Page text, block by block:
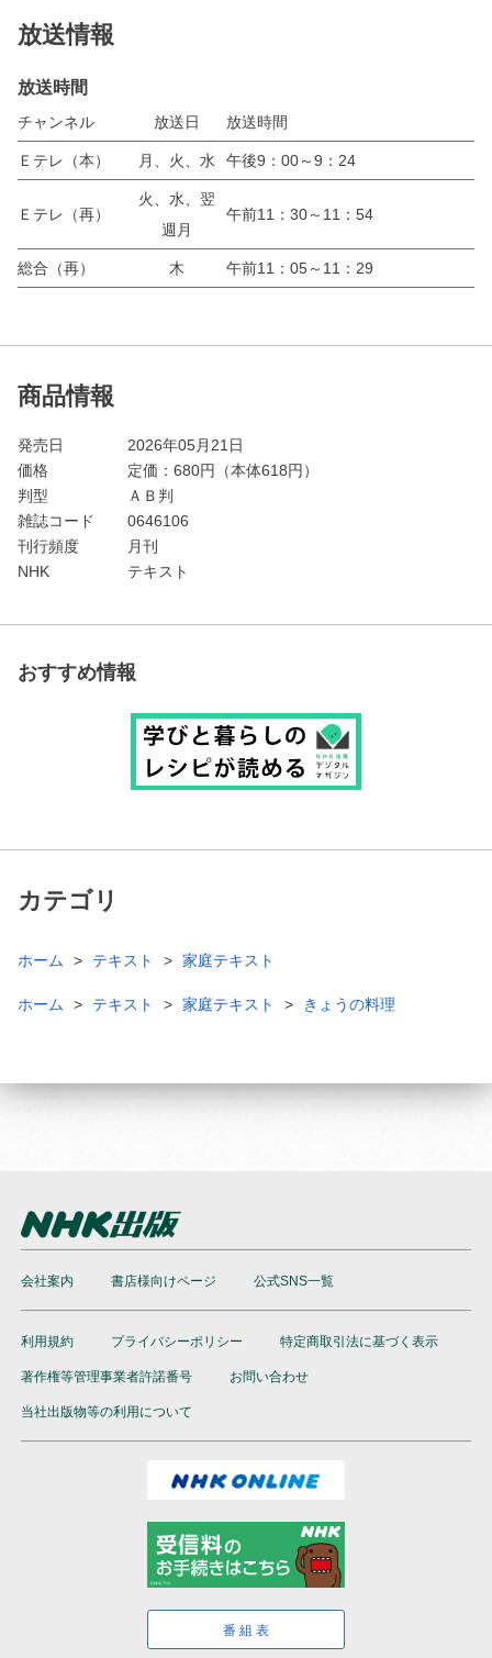
放送情報
放送時間
チャンネル 放送日 放送時間
Ｅテレ（本） 月、火、水 午後9：00～9：24
Ｅテレ（再）
火、水、翌
週月
午前11：30～11：54
総合（再） 木 午前11：05～11：29
商品情報
発売日
2026年05月21日
価格
定価： 680円（本体618円）
判型
ＡＢ判
雑誌コード
0646106
刊行頻度
月刊
NHK
テキスト
おすすめ情報
カテゴリ
ホーム テキスト 家庭テキスト
ホーム テキスト 家庭テキスト きょうの料理
会社案内 書店様向けページ 公式SNS一覧
利用規約 プライバシーポリシー 特定商取引法に基づく表示
著作権等管理事業者許諾番号 お問い合わせ
当社出版物等の利用について
番組表